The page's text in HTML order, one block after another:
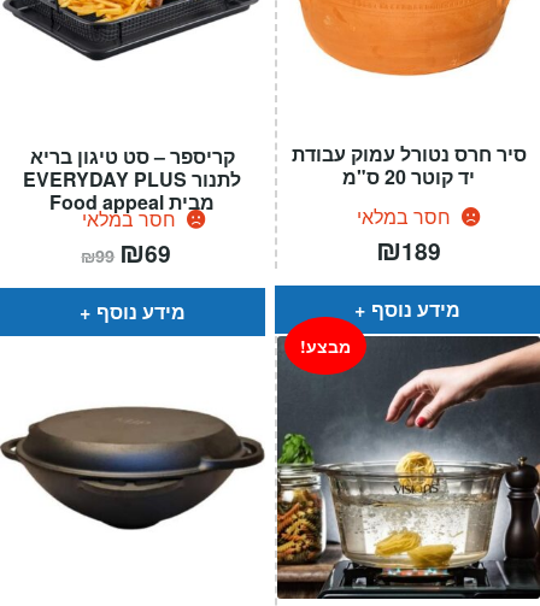
קריספר – סט טיגון בריא
לתנור EVERYDAY PLUS
מבית Food appeal
חסר במלאי
₪99 המחיר
המקורי
היה:
₪99.
₪69
הוא:
מידע נוסף
סיר חרס נטורל עמוק עבודת
יד קוטר 20 ס"מ
חסר במלאי
₪189
מידע נוסף
מבצע!